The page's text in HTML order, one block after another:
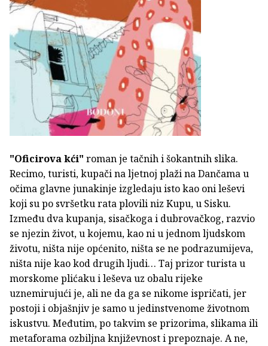
"Oficirova kći" roman je tačnih i šokantnih slika.
Recimo, turisti, kupači na ljetnoj plaži na Dančama u
očima glavne junakinje izgledaju isto kao oni leševi
koji su po svršetku rata plovili niz Kupu, u Sisku.
Između dva kupanja, sisačkoga i dubrovačkog, razvio
se njezin život, u kojemu, kao ni u jednom ljudskom
životu, ništa nije općenito, ništa se ne podrazumijeva,
ništa nije kao kod drugih ljudi… Taj prizor turista u
morskome plićaku i leševa uz obalu rijeke
uznemirujući je, ali ne da ga se nikome ispričati, jer
postoji i objašnjiv je samo u jedinstvenome životnom
iskustvu. Međutim, po takvim se prizorima, slikama ili
metaforama ozbiljna književnost i prepoznaje. A ne,